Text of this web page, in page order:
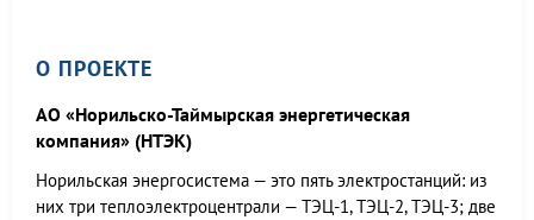
О ПРОЕКТЕ
АО «Норильско-Таймырская энергетическая
компания» (НТЭК)
Норильская энергосистема — это пять электростанций: из
них три теплоэлектроцентрали — ТЭЦ-1, ТЭЦ-2, ТЭЦ-3; две